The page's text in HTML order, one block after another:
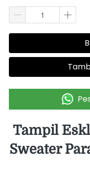
`
`
`
Tampil
Sweater